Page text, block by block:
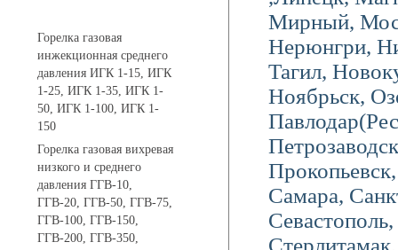
Горелка газовая
инжекционная среднего
давления ИГК 1-15, ИГК
1-25, ИГК 1-35, ИГК 1-
50, ИГК 1-100, ИГК 1-
150
Горелка газовая вихревая
низкого и среднего
давления ГГВ-10,
ГГВ-20, ГГВ-50, ГГВ-75,
ГГВ-100, ГГВ-150,
ГГВ-200, ГГВ-350,
Мирный,
Нерюнгри,
Тагил,
Ноябрьск,
Самара,